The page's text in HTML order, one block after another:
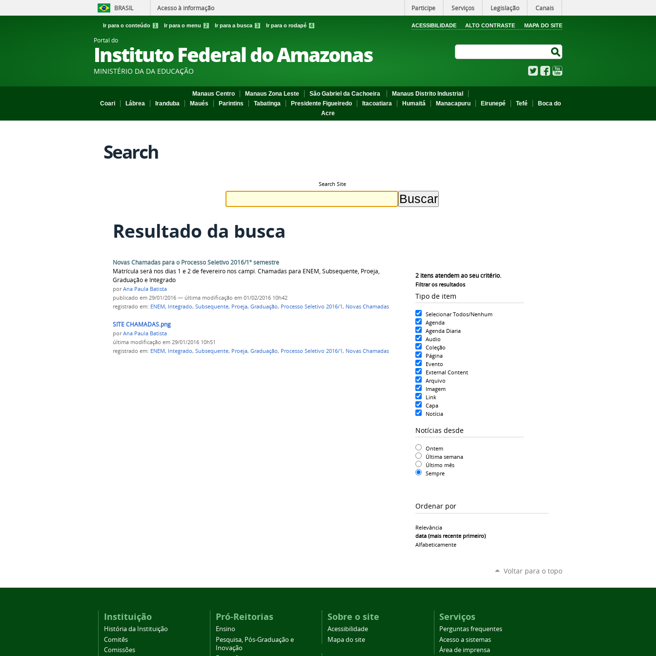
BRASIL Acesso à informação Participe Serviços Legislação Canais
Ir para o conteúdo 1 Ir para o menu 2 Ir para a busca 3 Ir para o rodapé 4 ACESSIBILIDADE ALTO CONTRASTE MAPA DO SITE
Portal do
Instituto Federal do Amazonas
MINISTÉRIO DA DA EDUCAÇÃO TwitterFacebook
Manaus Centro Manaus Zona Leste São Gabriel da Cachoeira
Manaus Distrito Industrial
Coari
Lábrea Iranduba Maués Parintins Tabatinga Presidente Figueiredo Itacoatiara Humaitá Manacapuru Eirunepé Tefé
Boca do
Acre
Search
Search Site
Resultado da busca
2itens atendem ao seu critério.
Filtrar os resultados
Tipo de item
Selecionar Todos/Nenhum
Agenda
Agenda Diaria
Audio
Coleção
Página
Evento
External Content
Arquivo
Imagem
Link
Capa
Notícia
Notícias desde
Ontem
Última semana
Último mês
Sempre
Ordenar por
Relevância
data (mais recente primeiro)
Alfabeticamente
Novas Chamadas para o Processo Seletivo 2016/1º semestre
Matrícula será nos dias 1 e 2 de fevereiro nos campi. Chamadas para ENEM, Subsequente, Proeja,
Graduação e Integrado
porAna Paula Batista
publicado em 29/01/2016 — última modificação em 01/02/2016 10h42
registrado em: ENEM, Integrado, Subsequente, Proeja, Graduação, Processo Seletivo 2016/1, Novas Chamadas
SITE CHAMADAS.png
porAna Paula Batista
última modificação em 29/01/2016 10h51
registrado em: ENEM, Integrado, Subsequente, Proeja, Graduação, Processo Seletivo 2016/1, Novas Chamadas
Voltar para o topo
Instituição
História da Instituição
Comitês
Comissões
Pró-Reitorias
Ensino
Pesquisa, Pós-Graduação e
Inovação
Sobre o site
Acessibilidade
Mapa do site
Serviços
Perguntas frequentes
Acesso a sistemas
Área de imprensa